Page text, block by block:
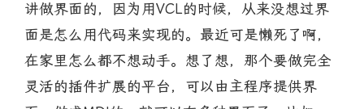
讲做界面的，因为用VCL的时候，从来没想过界
面是怎么用代码来实现的。最近可是懒死了啊，
在家里怎么都不想动手。想了想，那个要做完全
灵活的插件扩展的平台，可以由主程序提供界